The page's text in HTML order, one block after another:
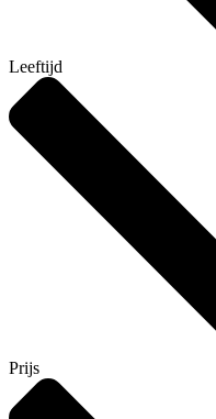
Leeftijd
Prijs